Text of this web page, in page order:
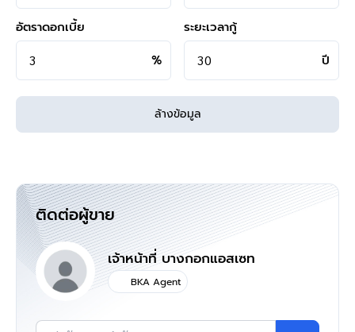
ดูรายละเอียดเพิ่มเติมได้ที่ > http://www.bangkokassets.com/
รีวิวจริงจากลูกค้าได้ที่ :
https://goo.gl/esmXPD
>>>
แล้วทำไมต้องซื้อบ้านมือสองรีโนเวท
กับเรา "บ้านบางกอก" ?? อยากรู้คลิก<<<
แผนที่
อัตราดอกเบี้ย
%
ระยะเวลากู้
ปี
ล้างข้อมูล
ติดต่อผู้ขาย
เจ้าหน้าที่ บางกอกแอสเซท
BKA Agent